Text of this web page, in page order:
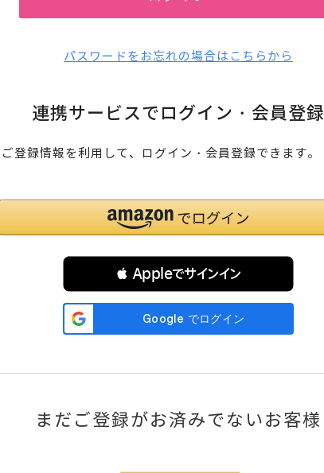
パスワードをお忘れの場合はこちらから
連携サービスでログイン・会員登録
登録情報を利用して、ログイン・会員登録できます。
 Appleでサインイン
まだご登録がお済みでないお客様